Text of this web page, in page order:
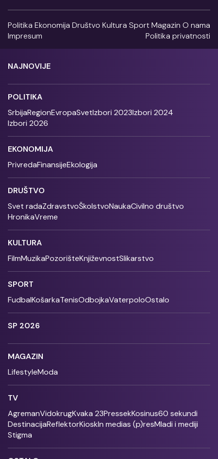
Politika Ekonomija Društvo Kultura SportMagazin O nama
Impresum
Politika privatnosti
NAJNOVIJE
POLITIKA
SrbijaRegionEvropaSvetIzbori 2023Izbori 2024
Izbori 2026
EKONOMIJA
PrivredaFinansijeEkologija
DRUŠTVO
Svet radaZdravstvoŠkolstvoNaukaCivilno društvo
HronikaVreme
KULTURA
FilmMuzikaPozorišteKnjiževnostSlikarstvo
SPORT
FudbalKošarkaTenisOdbojkaVaterpoloOstalo
SP 2026
MAGAZIN
LifestyleModa
TV
AgremanVidokrugKvaka 23PressekKosinus60 sekundi
DestinacijaReflektorKioskIn medias (p)resMladi i mediji
Stigma